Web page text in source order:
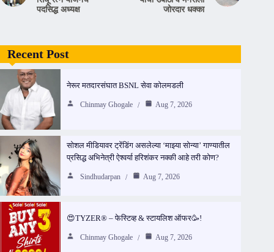
पदसिद्ध अध्यक्ष
जोरदार धक्का
Recent Post
नेरूर मतदारसंघात BSNL सेवा कोलमडली
Chinmay Ghogale Aug 7, 2026
सोशल मीडियावर ट्रेंडिंग असलेल्या ‘माझ्या सोन्या’ गाण्यातील
प्रसिद्ध अभिनेत्री ऐश्वर्या हरिशंकर नक्की आहे तरी कोण?
Sindhudarpan Aug 7, 2026
😍TYZER® – फेस्टिव्ह & स्टायलिश ऑफर🥳!
Chinmay Ghogale Aug 7, 2026